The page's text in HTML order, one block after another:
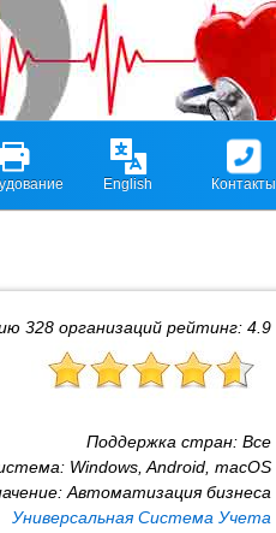
English Контакты
328 организаций рейтинг: 4.9
Поддержка стран: Все
Windows, Android, macOS
Автоматизация бизнеса
Универсальная Система Учета